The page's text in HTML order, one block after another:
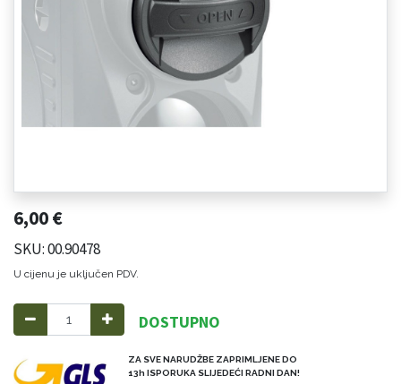
6,00€
SKU: 00.90478
U cijenu je uključen PDV.
DOSTUPNO
ZA SVE NARUDŽBE ZAPRIMLJENE DO
13h ISPORUKA SLIJEDEĆI RADNI DAN!